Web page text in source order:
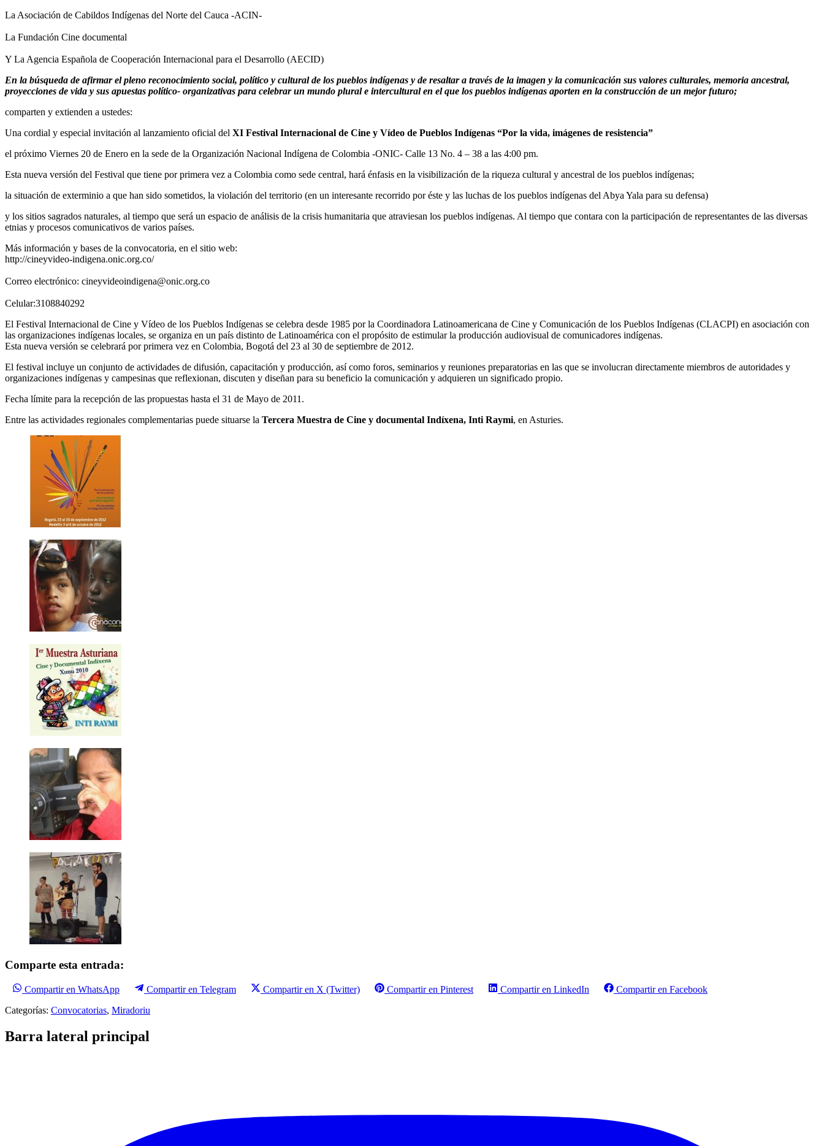
La Asociación de Cabildos Indígenas del Norte del Cauca -ACIN-
La Fundación Cine documental
Y La Agencia Española de Cooperación Internacional para el Desarrollo (AECID)
En la búsqueda de afirmar el pleno reconocimiento social, político y cultural de los pueblos indígenas y de resaltar a través de la imagen y la comunicación sus valores culturales, memoria ancestral,
proyecciones de vida y sus apuestas político- organizativas para celebrar un mundo plural e intercultural en el que los pueblos indígenas aporten en la construcción de un mejor futuro;
comparten y extienden a ustedes:
Una cordial y especial invitación al lanzamiento oficial del XI Festival Internacional de Cine y Vídeo de Pueblos Indígenas “Por la vida, imágenes de resistencia”
el próximo Viernes 20 de Enero en la sede de la Organización Nacional Indígena de Colombia -ONIC- Calle 13 No. 4 – 38 a las 4:00 pm.
Esta nueva versión del Festival que tiene por primera vez a Colombia como sede central, hará énfasis en la visibilización de la riqueza cultural y ancestral de los pueblos indígenas;
la situación de exterminio a que han sido sometidos, la violación del territorio (en un interesante recorrido por éste y las luchas de los pueblos indígenas del Abya Yala para su defensa)
y los sitios sagrados naturales, al tiempo que será un espacio de análisis de la crisis humanitaria que atraviesan los pueblos indígenas. Al tiempo que contara con la participación de representantes de las diversas
etnias y procesos comunicativos de varios países.
Más información y bases de la convocatoria, en el sitio web:
http://cineyvideo-indigena.onic.org.co/
Correo electrónico: cineyvideoindigena@onic.org.co
Celular:3108840292
El Festival Internacional de Cine y Vídeo de los Pueblos Indígenas se celebra desde 1985 por la Coordinadora Latinoamericana de Cine y Comunicación de los Pueblos Indígenas (CLACPI) en asociación con
las organizaciones indígenas locales, se organiza en un país distinto de Latinoamérica con el propósito de estimular la producción audiovisual de comunicadores indígenas.
Esta nueva versión se celebrará por primera vez en Colombia, Bogotá del 23 al 30 de septiembre de 2012.
El festival incluye un conjunto de actividades de difusión, capacitación y producción, así como foros, seminarios y reuniones preparatorias en las que se involucran directamente miembros de autoridades y
organizaciones indígenas y campesinas que reflexionan, discuten y diseñan para su beneficio la comunicación y adquieren un significado propio.
Fecha límite para la recepción de las propuestas hasta el 31 de Mayo de 2011.
Entre las actividades regionales complementarias puede situarse la Tercera Muestra de Cine y documental Indíxena, Inti Raymi, en Asturies.
Comparte esta entrada:
Compartir en WhatsApp Compartir en Telegram Compartir en X (Twitter) Compartir en Pinterest Compartir en LinkedIn
Compartir en Facebook
Categorías: Convocatorias, Miradoriu
Barra lateral principal